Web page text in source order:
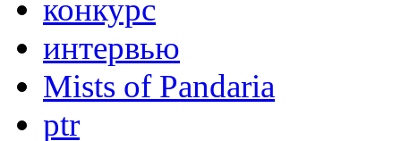
конкурс
интервью
Mists of Pandaria
ptr